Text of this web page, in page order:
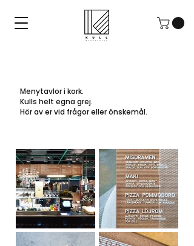
Menytavlor i kork.
Kulls helt egna grej.
Hör av er vid frågor eller önskemål.